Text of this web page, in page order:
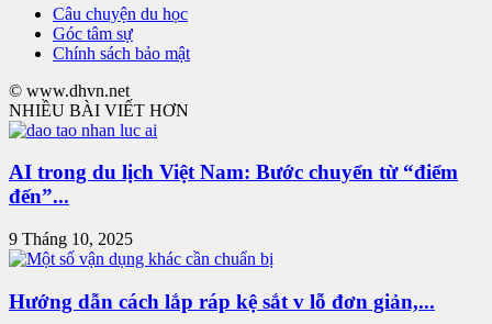
Câu chuyện du học
Góc tâm sự
Chính sách bảo mật
© www.dhvn.net
NHIỀU BÀI VIẾT HƠN
AI trong du lịch Việt Nam: Bước chuyển từ “điểm
đến”...
9 Tháng 10, 2025
Hướng dẫn cách lắp ráp kệ sắt v lỗ đơn giản,...